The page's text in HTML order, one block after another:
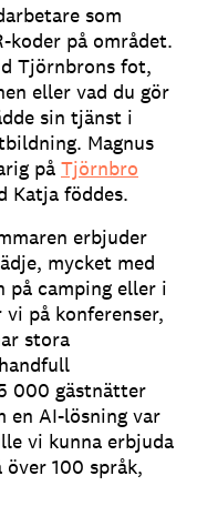
som
koder på området.
Tjörnbrons fot,
eller vad du gör
sin tjänst i
Magnus
på Tjörnbro
Katja föddes.
erbjuder
mycket med
på camping eller i
på konferenser,
stora
000 gästnätter
en AI-lösning var
vi kunna erbjuda
100 språk,